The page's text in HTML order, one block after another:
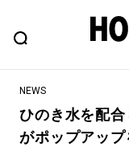
FEATURE
ヒップなファッシ
NEWS
ひのき水を配
がポップアッ